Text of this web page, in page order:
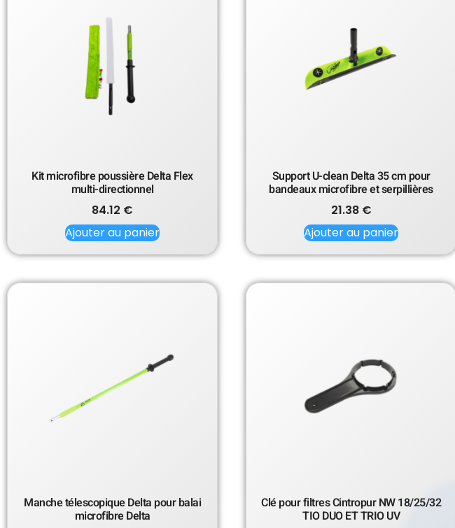
Kit microfibre poussière Delta Flex
multi-directionnel
84.12 €
Ajouter au panier
Support U-clean Delta 35 cm pour
bandeaux microfibre et serpillières
21.38 €
Ajouter au panier
Manche télescopique Delta pour balai
microfibre Delta
Clé pour filtres Cintropur NW 18/25/32
TIO DUO ET TRIO UV